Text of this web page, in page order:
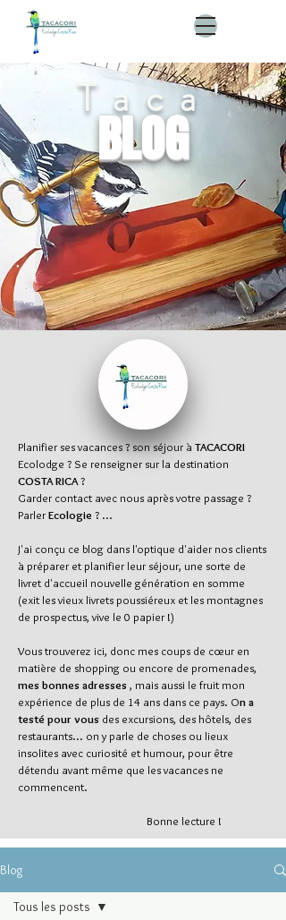
Taca'
BLOG
Planifier ses vacances ? son séjour à TACACORI
Ecolodge ? Se renseigner sur la destination
COSTA RICA?
Garder contact avec nous après votre passage ?
ParlerEcologie ? ...
J'ai conçu ce blog dans l'optique d'aider nos clients
à préparer et planifier leur séjour, une sorte de
livret d'accueil nouvelle génération en somme
(exit les vieux livrets poussiéreux et les montagnes
de prospectus, vive le 0 papier !)
Vous trouverez ici, donc mes coups de cœur en
matière de shopping ou encore de promenades,
mes bonnes adresses, mais aussi le fruit mon
expérience de plus de 14 ans dans ce pays. On a
testé pour vous des excursions, des hôtels, des
restaurants... on y parle de choses ou lieux
insolites avec curiosité et humour, pour être
détendu avant même que les vacances ne
commencent.
Bonne lecture !
Blog
Tous les posts